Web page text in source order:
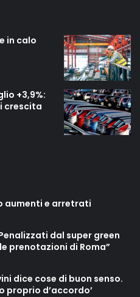
in calo
+3,9%:
crescita
aumenti e arretrati
dal super green
prenotazioni di Roma”
dice cose di buon senso.
proprio d’accordo’